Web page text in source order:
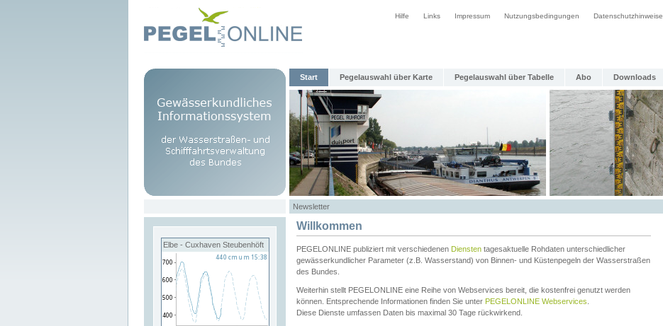
Hilfe Links Impressum Nutzungsbedingungen Datenschutzhinweise
Start Pegelauswahl über Karte Pegelauswahl über Tabelle Abo Downloads
Newsletter
Elbe - Cuxhaven Steubenhöft
Willkommen
PEGELONLINE publiziert mit verschiedenen Diensten tagesaktuelle Rohdaten unterschiedlicher
gewässerkundlicher Parameter (z.B. Wasserstand) von Binnen- und Küstenpegeln der Wasserstraßen
des Bundes.
Weiterhin stellt PEGELONLINE eine Reihe von Webservices bereit, die kostenfrei genutzt werden
können. Entsprechende Informationen finden Sie unter PEGELONLINE Webservices
Diese Dienste umfassen Daten bis maximal 30 Tage rückwirkend.